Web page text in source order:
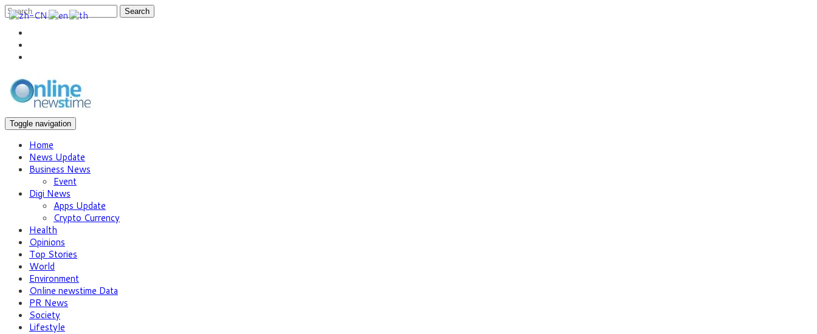
Search
Toggle navigation
Home
News Update
Business News
Event
Digi News
Apps Update
Crypto Currency
Health
Opinions
Top Stories
World
Environment
Online newstime Data
PR News
Society
Lifestyle